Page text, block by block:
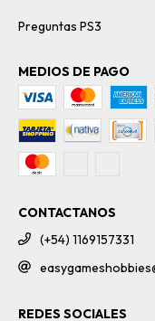
Preguntas PS3
MEDIOS DE PAGO
CONTACTANOS
(+54) 1169157331
REDES SOCIALES